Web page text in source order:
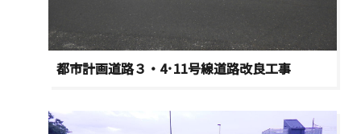
都市計画道路３・4･11号線道路改良工事